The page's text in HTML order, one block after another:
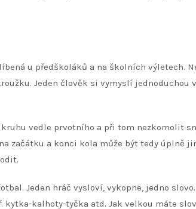
u předškoláků a na školních výletech.
Jeden člověk si vymyslí jednoduchou
vedle prvotního a při tom nezkomolit
začátku a konci kola může být tedy úplně
Jeden hráč vysloví, vykopne, jedno
kytka-kalhoty-tyčka atd. Jak velkou máte